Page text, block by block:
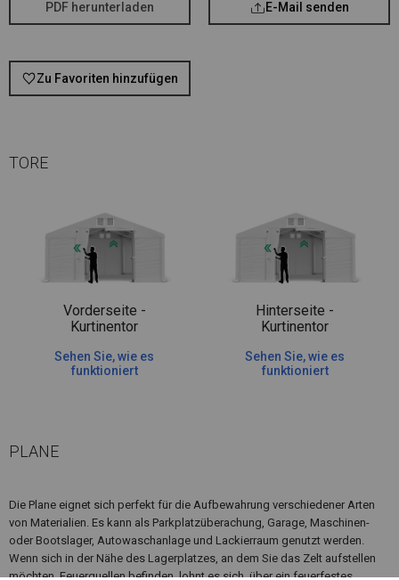
PDF herunterladen E-Mail senden
Zu Favoriten hinzufügen
TORE
Vorderseite -
Kurtinentor
Sehen Sie, wie es
funktioniert
Hinterseite -
Kurtinentor
Sehen Sie, wie es
funktioniert
PLANE
Die Plane eignet sich perfekt für die Aufbewahrung verschiedener Arten
von Materialien. Es kann als Parkplatzüberachung, Garage, Maschinen-
oder Bootslager, Autowaschanlage und Lackierraum genutzt werden.
Wenn sich in der Nähe des Lagerplatzes, an dem Sie das Zelt aufstellen
möchten, Feuerquellen befinden, lohnt es sich, über ein feuerfestes